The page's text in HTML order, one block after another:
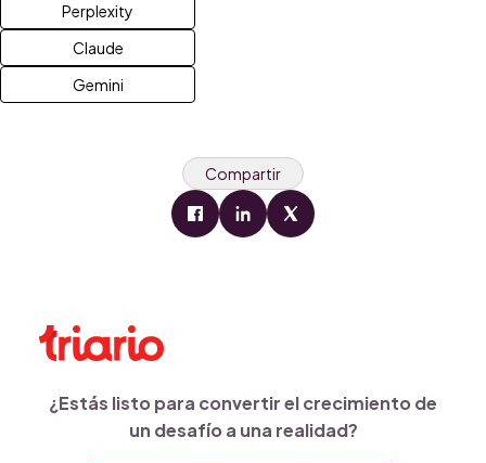
Perplexity
Claude
Gemini
Compartir
¿Estás listo para convertir el crecimiento de
un desafío a una realidad?